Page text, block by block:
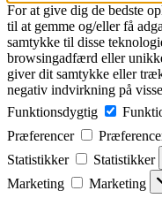
For at give dig de bedste
til at gemme og/eller få
samtykke til disse
browsingadfærd eller
giver dit samtykke eller
negativ indvirkning på
Funktionsdygtig
Præferencer
Statistikker
Statistikker
Marketing
Marketing